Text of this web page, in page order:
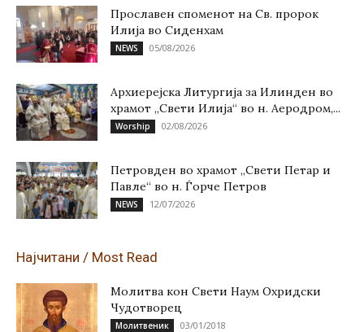
Прославен споменот на Св. пророк
Илија во Сиденхам
NEWS 05/08/2026
Архиерејска Литургија за Илинден во
храмот „Свети Илија“ во н. Аеродром,...
Worship 02/08/2026
Петровден во храмот „Свети Петар и
Павле“ во н. Ѓорче Петров
NEWS 12/07/2026
Најчитани / Most Read
Молитва кон Свети Наум Охридски
Чудотворец
Молитвеник 03/01/2018